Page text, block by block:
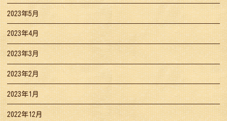
2023年5月
2023年4月
2023年3月
2023年2月
2023年1月
2022年12月